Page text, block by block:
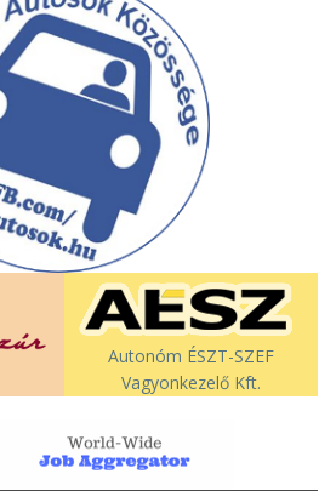
Autonóm ÉSZT-SZEF
Vagyonkezelő Kft.